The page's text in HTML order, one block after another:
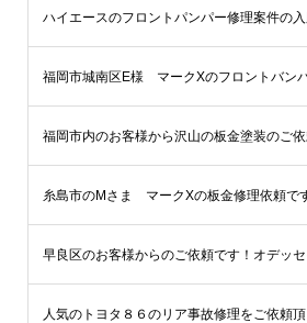
福岡市城南区E様 マークXのフロントバン
糸島市のMさま マークXの板金修理依頼です